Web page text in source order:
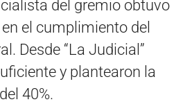
del gremio obtuvo
el cumplimiento del
Desde “La Judicial”
y plantearon la
40%.